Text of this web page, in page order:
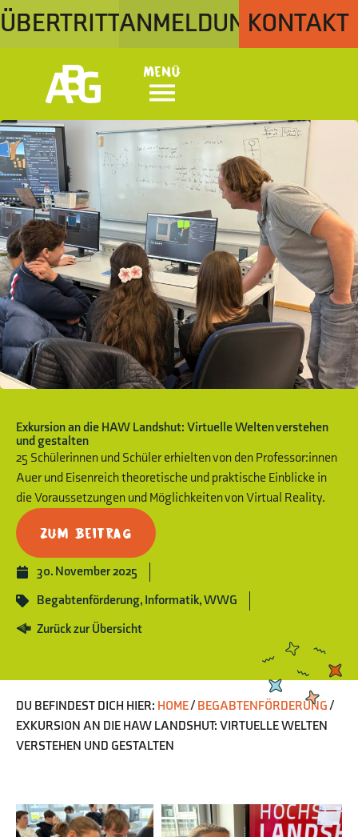
ÜBERTRITTANMELDUNGKONTAKT
Menü
Exkursion an die HAW Landshut: Virtuelle Welten verstehen
und gestalten
25 Schülerinnen und Schüler erhielten von den Professor:innen
Auer und Eisenreich theoretische und praktische Einblicke in
die Voraussetzungen und Möglichkeiten von Virtual Reality.
Zum Beitrag
30. November 2025
Begabtenförderung, Informatik,WWG
Zurück zur Übersicht
DU BEFINDEST DICH HIER: HOME/ BEGABTENFÖRDERUNG/
EXKURSION AN DIE HAW LANDSHUT: VIRTUELLE WELTEN
VERSTEHEN UND GESTALTEN